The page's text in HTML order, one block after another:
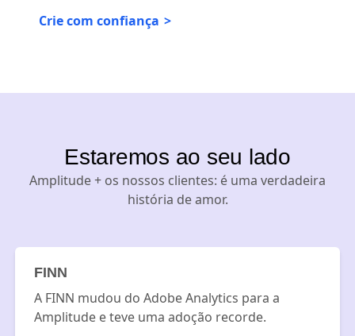
Crie com confiança
Estaremos ao seu lado
Amplitude + os nossos clientes: é uma verdadeira
história de amor.
FINN
A FINN mudou do Adobe Analytics para a
Amplitude e teve uma adoção recorde.